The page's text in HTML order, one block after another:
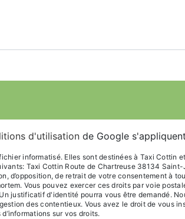
d'utilisation de Google
informatisé. Elles sont destinées à Taxi Cottin
Taxi Cottin Route de Chartreuse 38134
d’opposition, de retrait de votre consentement à
Vous pouvez exercer ces droits par voie
justificatif d'identité pourra vous être demandé.
des contentieux. Vous avez le droit de vous
sur vos droits.